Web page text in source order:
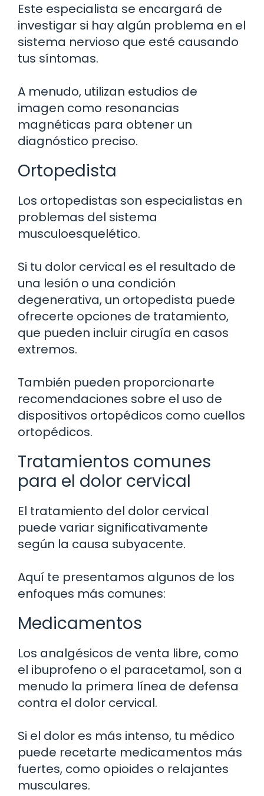
Este especialista se encargará de
investigar si hay algún problema en el
sistema nervioso que esté causando
tus síntomas.
A menudo, utilizan estudios de
imagen como resonancias
magnéticas para obtener un
diagnóstico preciso.
Ortopedista
Los ortopedistas son especialistas en
problemas del sistema
musculoesquelético.
Si tu dolor cervical es el resultado de
una lesión o una condición
degenerativa, un ortopedista puede
ofrecerte opciones de tratamiento,
que pueden incluir cirugía en casos
extremos.
También pueden proporcionarte
recomendaciones sobre el uso de
dispositivos ortopédicos como cuellos
ortopédicos.
Tratamientos comunes
para el dolor cervical
El tratamiento del dolor cervical
puede variar significativamente
según la causa subyacente.
Aquí te presentamos algunos de los
enfoques más comunes:
Medicamentos
Los analgésicos de venta libre, como
el ibuprofeno o el paracetamol, son a
menudo la primera línea de defensa
contra el dolor cervical.
Si el dolor es más intenso, tu médico
puede recetarte medicamentos más
fuertes, como opioides o relajantes
musculares.